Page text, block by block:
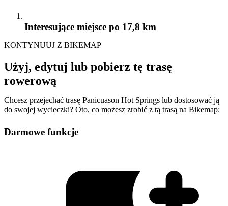
Interesujące miejsce po 17,8 km
KONTYNUUJ Z BIKEMAP
Użyj, edytuj lub pobierz tę trasę
rowerową
Chcesz przejechać trasę Panicuason Hot Springs lub dostosować ją
do swojej wycieczki? Oto, co możesz zrobić z tą trasą na Bikemap:
Darmowe funkcje